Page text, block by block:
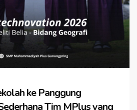
ke Panggung
Tim MPlus yang